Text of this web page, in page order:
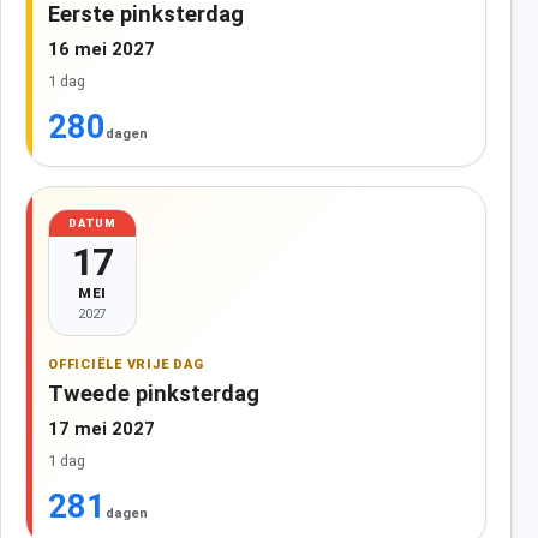
Eerste pinksterdag
16 mei 2027
1 dag
280 dagen
DATUM
17
MEI
2027
OFFICIËLE VRIJE DAG
Tweede pinksterdag
17 mei 2027
1 dag
281 dagen